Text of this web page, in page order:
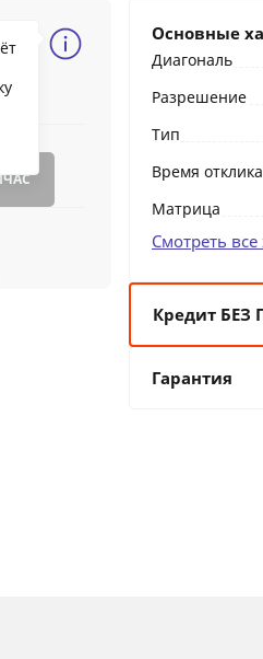
Основные
Диагональ
Разрешение
Тип
Время отклика
Матрица
Смотреть все
Кредит
12 мес:125
Гарантия